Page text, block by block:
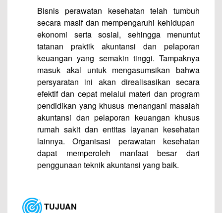
Bisnis perawatan kesehatan telah tumbuh
secara masif dan mempengaruhi kehidupan
ekonomi serta sosial, sehingga menuntut
tatanan praktik akuntansi dan pelaporan
keuangan yang semakin tinggi. Tampaknya
masuk akal untuk mengasumsikan bahwa
persyaratan ini akan direalisasikan secara
efektif dan cepat melalui materi dan program
pendidikan yang khusus menangani masalah
akuntansi dan pelaporan keuangan khusus
rumah sakit dan entitas layanan kesehatan
lainnya. Organisasi perawatan kesehatan
dapat memperoleh manfaat besar dari
penggunaan teknik akuntansi yang baik.
TUJUAN